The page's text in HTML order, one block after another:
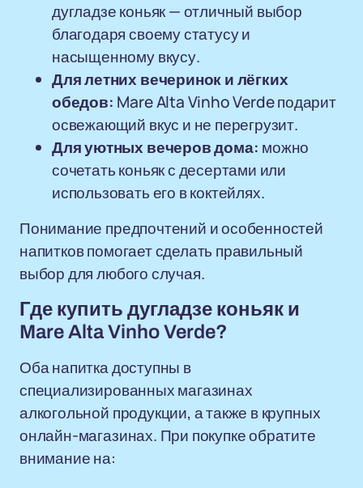
дугладзе коньяк — отличный выбор
благодаря своему статусу и
насыщенному вкусу.
Для летних вечеринок и лёгких
обедов: Mare Alta Vinho Verde подарит
освежающий вкус и не перегрузит.
Для уютных вечеров дома: можно
сочетать коньяк с десертами или
использовать его в коктейлях.
Понимание предпочтений и особенностей
напитков помогает сделать правильный
выбор для любого случая.
Где купить дугладзе коньяк и
Mare Alta Vinho Verde?
Оба напитка доступны в
специализированных магазинах
алкогольной продукции, а также в крупных
онлайн-магазинах. При покупке обратите
внимание на: